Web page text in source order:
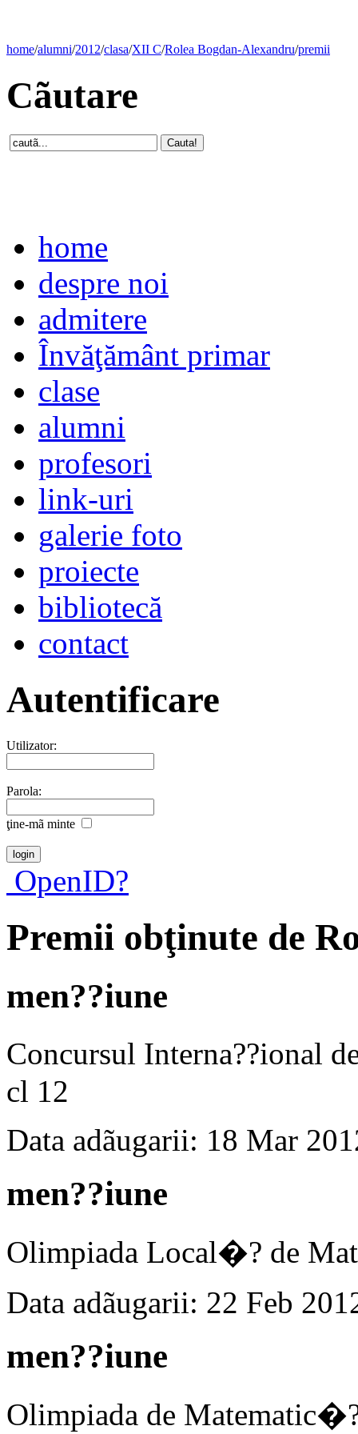
home/alumni/2012/clasa/XII C/Rolea Bogdan-Alexandru/premii
Cãutare
home
despre noi
admitere
Învăţământ primar
clase
alumni
profesori
link-uri
galerie foto
proiecte
bibliotecă
contact
Autentificare
Utilizator:
Parola:
ţine-mã minte
OpenID?
Premii obţinute de
men??iune
Concursul Interna??ional
cl 12
Data adãugarii: 18 Mar
men??iune
Olimpiada Local�? de
Data adãugarii: 22 Feb
men??iune
Olimpiada de